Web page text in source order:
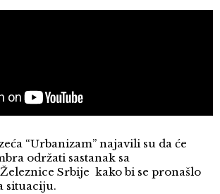
“Urbanizam” najavili su da će
održati sastanak sa
Srbije kako bi se pronašlo
situaciju.